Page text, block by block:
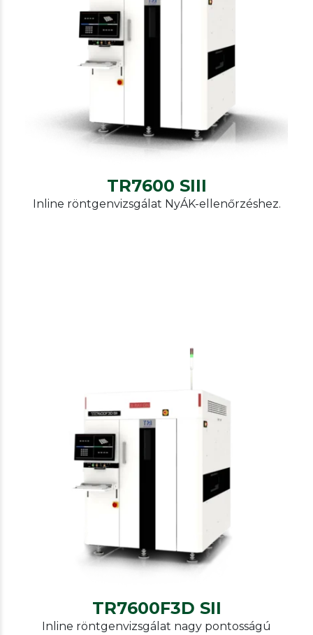
TR7600 SIII
TR7600 SIII
Inline röntgenvizsgálat NyÁK-ellenőrzéshez.
TR7600F3D SII
TR7600F3D SII
Inline röntgenvizsgálat nagy pontosságú